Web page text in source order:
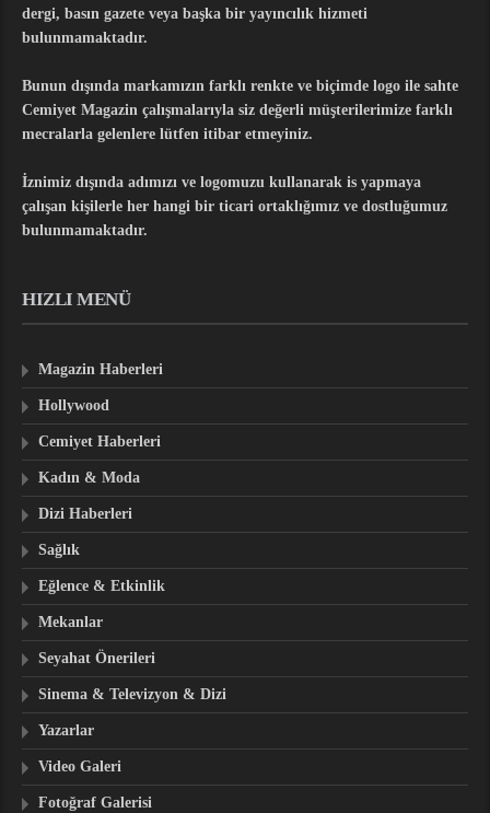
dergi, basın gazete veya başka bir yayıncılık hizmeti
bulunmamaktadır.
Bunun dışında markamızın farklı renkte ve biçimde logo ile sahte
Cemiyet Magazin çalışmalarıyla siz değerli müşterilerimize farklı
mecralarla gelenlere lütfen itibar etmeyiniz.
İznimiz dışında adımızı ve logomuzu kullanarak is yapmaya
çalışan kişilerle her hangi bir ticari ortaklığımız ve dostluğumuz
bulunmamaktadır.
HIZLI MENÜ
Magazin Haberleri
Hollywood
Cemiyet Haberleri
Kadın & Moda
Dizi Haberleri
Sağlık
Eğlence & Etkinlik
Mekanlar
Seyahat Önerileri
Sinema & Televizyon & Dizi
Yazarlar
Video Galeri
Fotoğraf Galerisi